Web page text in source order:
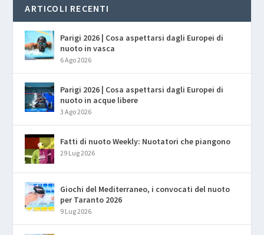
ARTICOLI RECENTI
Parigi 2026 | Cosa aspettarsi dagli Europei di
nuoto in vasca
6 Ago 2026
Parigi 2026 | Cosa aspettarsi dagli Europei di
nuoto in acque libere
3 Ago 2026
Fatti di nuoto Weekly: Nuotatori che piangono
29 Lug 2026
Giochi del Mediterraneo, i convocati del nuoto
per Taranto 2026
9 Lug 2026